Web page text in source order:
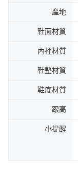
產地
鞋面材質
內裡材質
鞋墊材質
鞋底材質
跟高
小提醒